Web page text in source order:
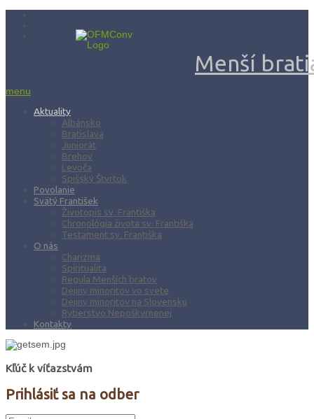
Menší
menu
Aktuality
Albánsko
Bratislava
Juniorát
Brehov
Levoča
Spišský Štvrtok
Povolanie
Svätý František
Životopis sv. Františka
Chronológia života sv. Františka
Testament sv. Františka
O nás
Charizma
Spiritualita
Regula Menších bratov
Dejiny minoritov vo svete
Dejiny minoritov na Slovensku
Rytierstvo Nepoškvrnenej
Kontakty
Kľúč k víťazstvám
Prihlásiť sa na odber